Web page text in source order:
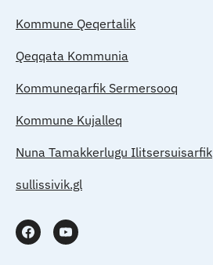
Kommune Qeqertalik
Qeqqata Kommunia
Kommuneqarfik Sermersooq
Kommune Kujalleq
Nuna Tamakkerlugu Ilitsersuisarfik
sullissivik.gl